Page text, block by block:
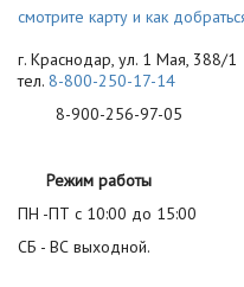
смотрите карту и как
г. Краснодар, ул. 1 Мая, 388/1
тел. 8-800-250-17-14
8-900-256-97-05
Режим работы
ПН -ПТ с 10:00 до 15:00
СБ - ВС выходной.